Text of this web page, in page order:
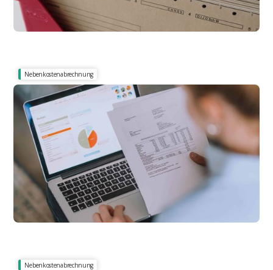
Nebenkostenabrechnung
Rechnet Ihr Vermieter richtig ab?
Nebenkostenabrechnung 2026: Aufbau, Fristen
und Mieterrechte
Nebenkostenabrechnung